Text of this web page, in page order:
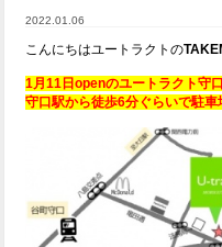
2022.01.06
こんにちはユートラクトの
1月11日openのユートラクト守
守口駅から徒歩6分ぐらいで駐車